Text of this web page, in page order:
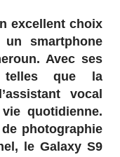
excellent choix
smartphone
Avec ses
telles que la
vocal
quotidienne.
photographie
le Galaxy S9